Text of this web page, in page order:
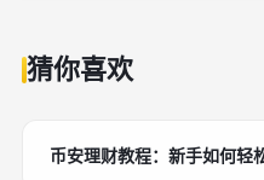
猜你喜欢
币安理财教程：新手如何轻